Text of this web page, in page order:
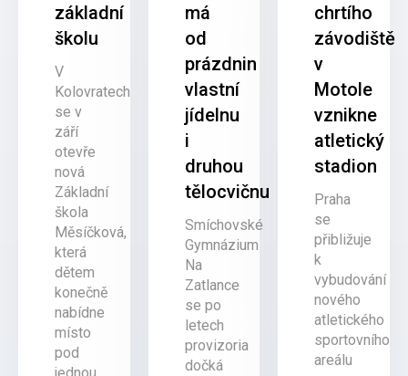
základní
školu
V
Kolovratech
se v
září
otevře
nová
Základní
škola
Měsíčková,
která
dětem
konečně
nabídne
místo
pod
má
od
prázdnin
vlastní
jídelnu
i
druhou
tělocvičnu
Smíchovské
Gymnázium
Na
Zatlance
se po
letech
provizoria
dočká
chrtího
závodiště
v
Motole
vznikne
atletický
stadion
Praha
se
přibližuje
k
vybudování
nového
atletického
sportovního
areálu